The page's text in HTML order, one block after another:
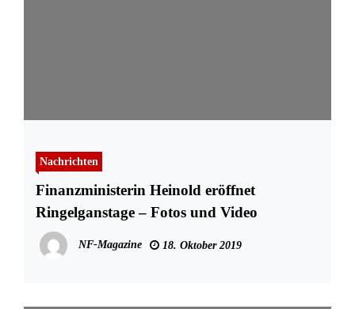
Nachrichten
Finanzministerin Heinold eröffnet
Ringelganstage – Fotos und Video
NF-Magazine 18. Oktober 2019